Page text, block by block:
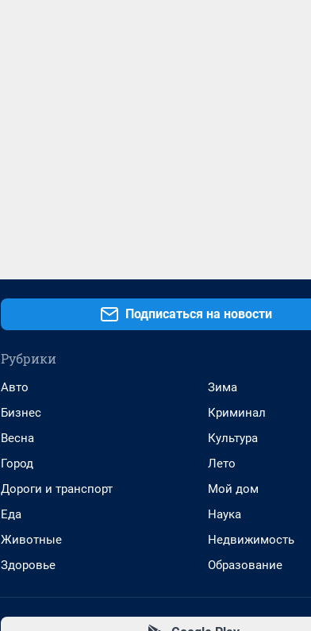
Подписаться на новости
Рубрики
Авто
Бизнес
Весна
Город
Дороги и транспорт
Еда
Животные
Здоровье
Зима
Криминал
Культура
Лето
Мой дом
Наука
Недвижимость
Образование